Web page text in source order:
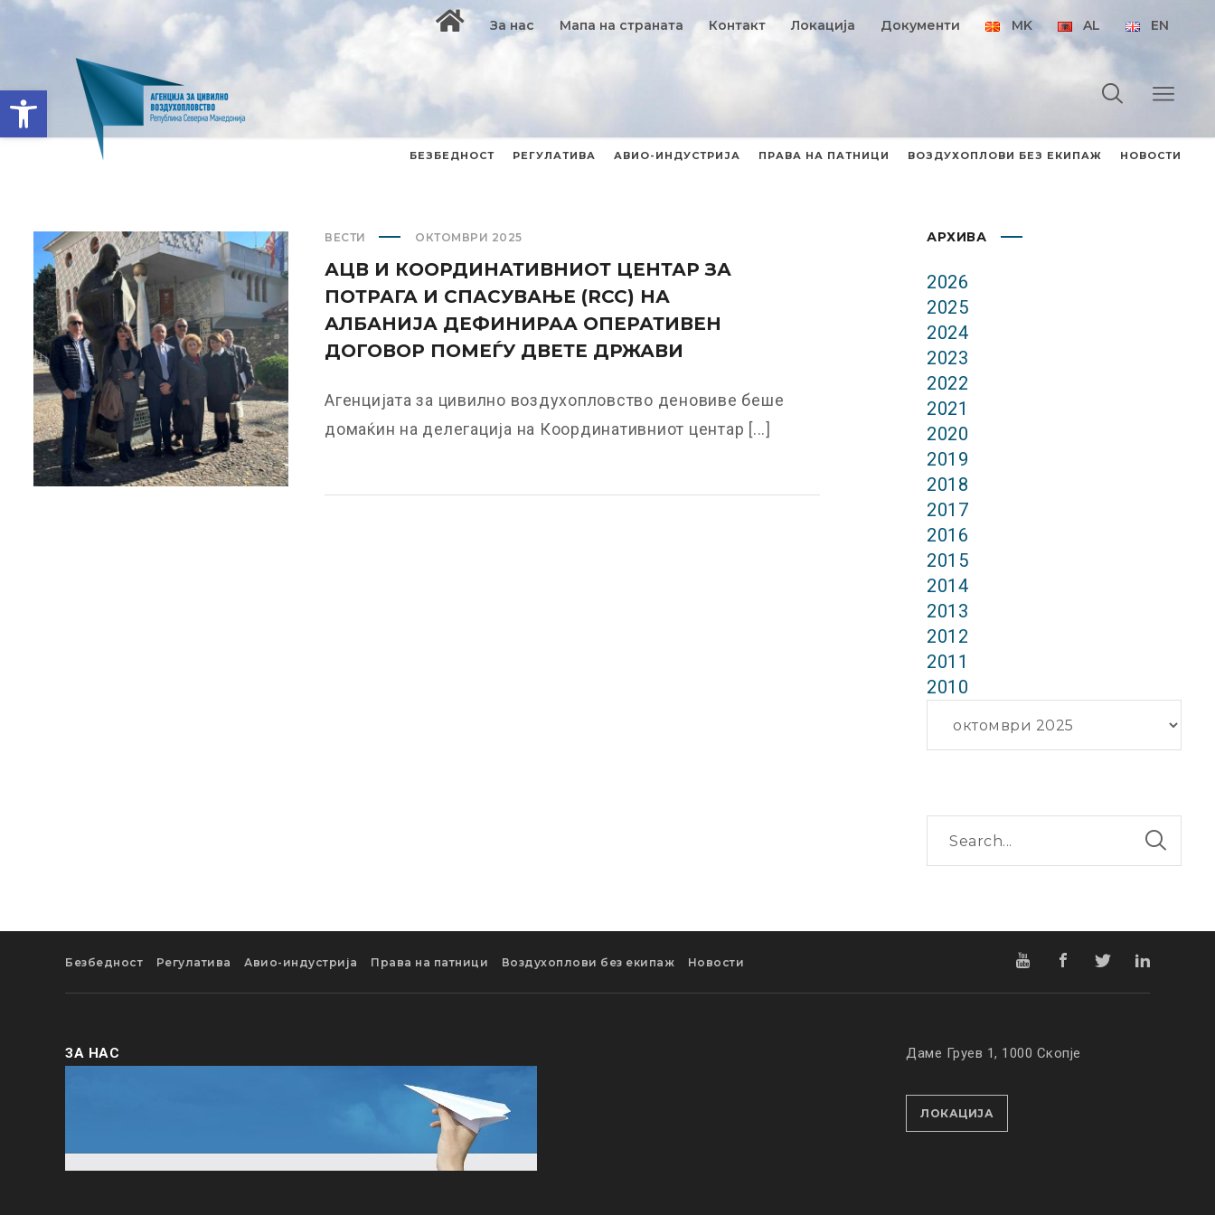
Open toolbar
За нас Мапа на страната Контакт Локација Документи MK AL EN
БЕЗБЕДНОСТ РЕГУЛАТИВА АВИО-ИНДУСТРИЈА ПРАВА НА ПАТНИЦИ ВОЗДУХОПЛОВИ БЕЗ ЕКИПАЖ НОВОСТИ
ВЕСТИ ОКТОМВРИ 2025
АЦВ И КООРДИНАТИВНИОТ ЦЕНТАР ЗА
ПОТРАГА И СПАСУВАЊЕ (RCC) НА
АЛБАНИЈА ДЕФИНИРАА ОПЕРАТИВЕН
ДОГОВОР ПОМЕЃУ ДВЕТЕ ДРЖАВИ
Агенцијата за цивилно воздухопловство деновиве беше
домаќин на делегација на Координативниот центар [...]
АРХИВА
2026
2025
2024
2023
2022
2021
2020
2019
2018
2017
2016
2015
2014
2013
2012
2011
2010
Безбедност Регулатива Авио-индустрија Права на патници Воздухоплови без екипаж Новости
ЗА НАС Даме Груев 1, 1000 Скопје
ЛОКАЦИЈА